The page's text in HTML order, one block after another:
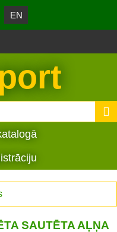
EN
SAUTĒTA AĻŅA